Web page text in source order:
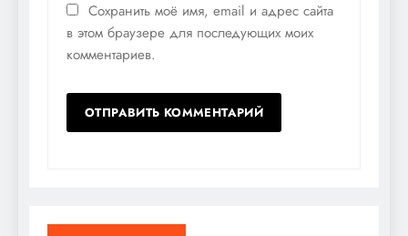
Сохранить моё имя, email и адрес сайта
в этом браузере для последующих моих
комментариев.